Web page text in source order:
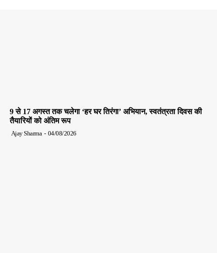
9 से 17 अगस्त तक चलेगा ‘हर घर तिरंगा’ अभियान, स्वतंत्रता दिवस की
तैयारियों को अंतिम रूप
Ajay Sharma - 04/08/2026